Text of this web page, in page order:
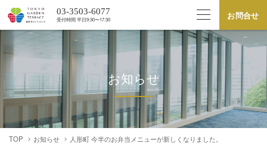
03-3503-6077
受付時間 平⽇9:30〜17:30 お問合せ
お知らせ
TOP お知らせ 人形町 今半のお弁当メニューが新しくなりました。